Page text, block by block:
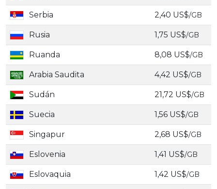
Serbia 2,40 US$/GB
Rusia 1,75 US$/GB
Ruanda 8,08 US$/GB
Arabia Saudita 4,42 US$/GB
Sudán 21,72 US$/GB
Suecia 1,56 US$/GB
Singapur 2,68 US$/GB
Eslovenia 1,41 US$/GB
Eslovaquia 1,42 US$/GB